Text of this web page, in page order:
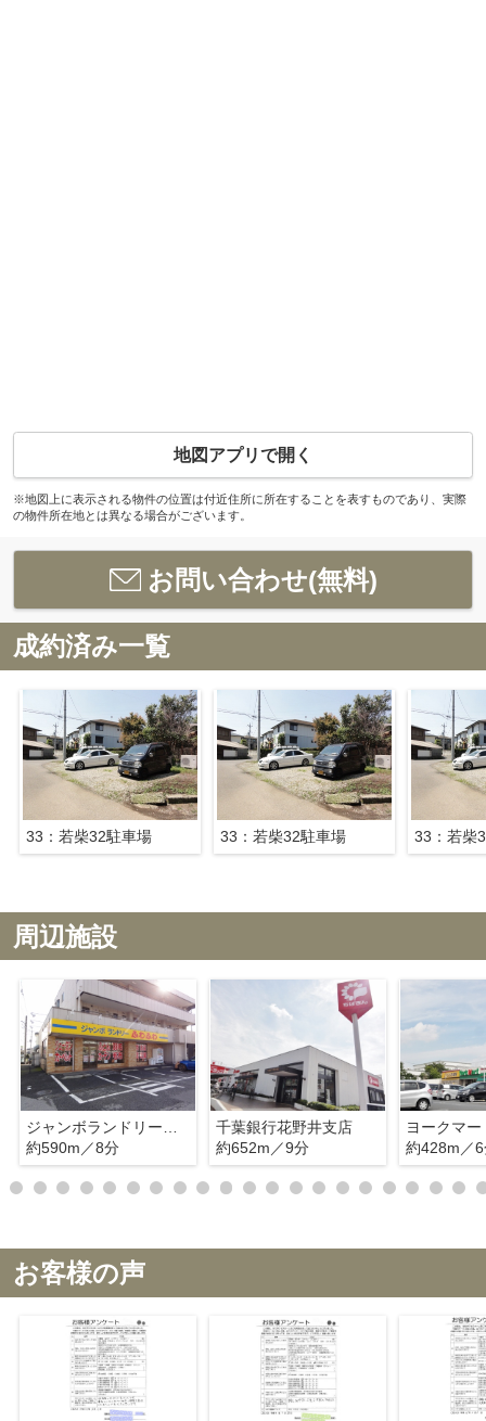
地図アプリで開く
※地図上に表示される物件の位置は付近住所に所在することを表すものであり、実際
の物件所在地とは異なる場合がございます。
お問い合わせ(無料)
成約済み一覧
33：若柴32駐車場 33：若柴32駐車場 33：若柴
周辺施設
約590m／8分
千葉銀行花野井支店
約652m／9分
ヨークマ
約428m／
お客様の声